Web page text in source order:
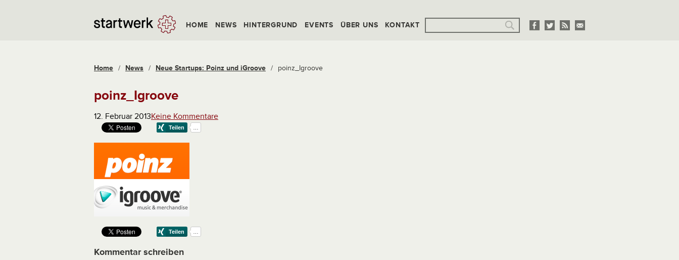
HOME NEWS HINTERGRUND EVENTS ÜBER UNS KONTAKT
Home / News / Neue Startups: Poinz und iGroove / poinz_Igroove
poinz_Igroove
12. Februar 2013Keine Kommentare
Kommentar schreiben